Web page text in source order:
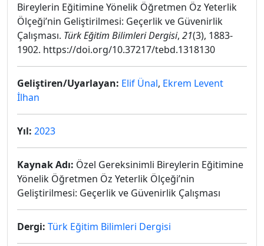
Bireylerin Eğitimine Yönelik Öğretmen Öz Yeterlik
Ölçeği’nin Geliştirilmesi: Geçerlik ve Güvenirlik
Çalışması. Türk Eğitim Bilimleri Dergisi, 21(3), 1883-
1902. https://doi.org/10.37217/tebd.1318130
Geliştiren/Uyarlayan: Elif Ünal, Ekrem Levent
İlhan
Yıl: 2023
Kaynak Adı: Özel Gereksinimli Bireylerin Eğitimine
Yönelik Öğretmen Öz Yeterlik Ölçeği’nin
Geliştirilmesi: Geçerlik ve Güvenirlik Çalışması
Dergi: Türk Eğitim Bilimleri Dergisi